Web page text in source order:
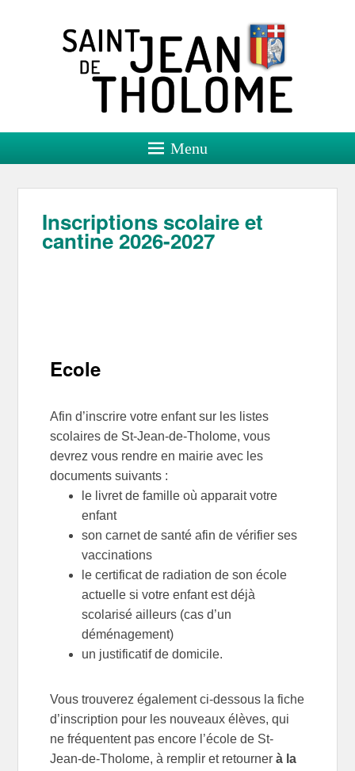
Saint Jean de Tholome
Site officiel
Menu
Inscriptions scolaire et
cantine 2026-2027
Ecole
Afin d’inscrire votre enfant sur les listes
scolaires de St-Jean-de-Tholome, vous
devrez vous rendre en mairie avec les
documents suivants :
le livret de famille où apparait votre
enfant
son carnet de santé afin de vérifier ses
vaccinations
le certificat de radiation de son école
actuelle si votre enfant est déjà
scolarisé ailleurs (cas d’un
déménagement)
un justificatif de domicile.
Vous trouverez également ci-dessous la fiche
d’inscription pour les nouveaux élèves, qui
ne fréquentent pas encore l’école de St-
Jean-de-Tholome, à remplir et retournerà la